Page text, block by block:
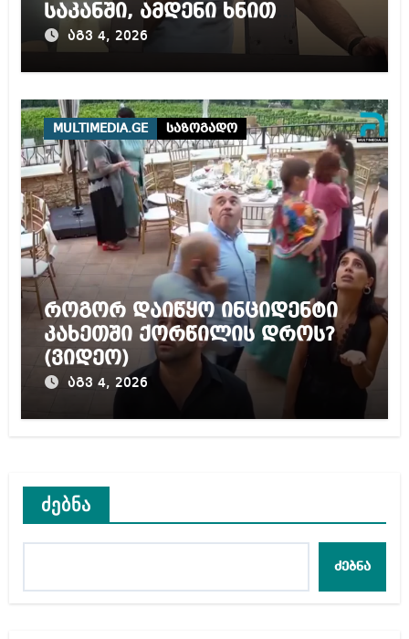
საკანში, ამდენი ხნით
სამარტოო საკანში
მოთავსება, საერთაშორისო
წამებას და არაადამიანურ
მოპყრობას – სააკაშვილი
აგვ 4, 2026
MULTIMEDIA.GE საზოგადო
როგორ დაიწყო ინციდენტი
კახეთში ქორწილის დროს?
(ვიდეო)
აგვ 4, 2026
ძებნა
ძებნა